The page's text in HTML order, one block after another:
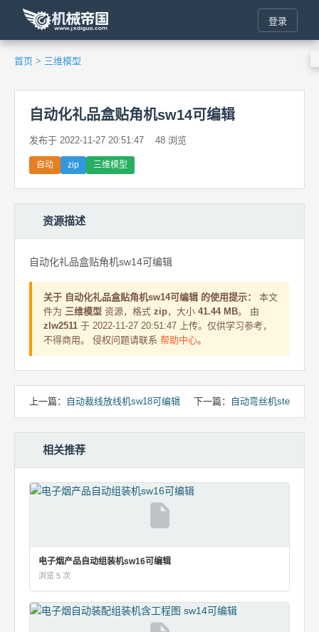
登录
首页 > 三维模型
自动化礼品盒贴角机sw14可编辑
发布于 2022-11-27 20:51:47 48 浏览
自动 zip 三维模型
资源描述
自动化礼品盒贴角机sw14可编辑
关于 自动化礼品盒贴角机sw14可编辑 的使用提示：
本文
件为 三维模型 资源，格式 zip，大小 41.44 MB。 由
zlw2511 于 2022-11-27 20:51:47 上传。仅供学习参考，
不得商用。 侵权问题请联系 帮助中心。
上一篇： 自动裁线放线机sw18可编辑 下一篇： 自动弯丝机ste
相关推荐
电子烟产品自动组装机sw16可编辑
浏览 5 次